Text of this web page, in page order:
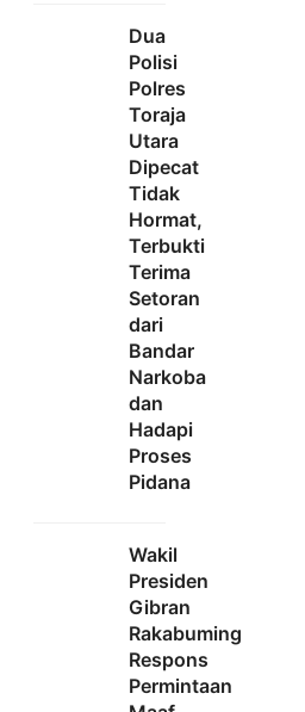
Dua
Polisi
Polres
Toraja
Utara
Dipecat
Tidak
Hormat,
Terbukti
Terima
Setoran
dari
Bandar
Narkoba
dan
Hadapi
Proses
Pidana
Wakil
Presiden
Gibran
Rakabuming
Respons
Permintaan